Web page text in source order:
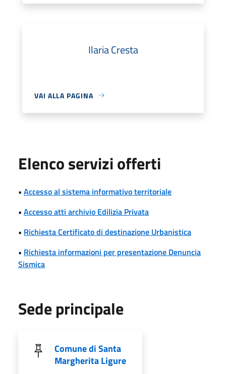
Ilaria Cresta
VAI ALLA PAGINA
Elenco servizi offerti
• Accesso al sistema informativo territoriale
• Accesso atti archivio Edilizia Privata
• Richiesta Certificato di destinazione Urbanistica
• Richiesta informazioni per presentazione Denuncia
Sismica
Sede principale
Comune di Santa
Margherita Ligure